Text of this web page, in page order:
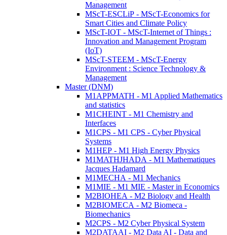
Management
MScT-ESCLiP - MScT-Economics for
Smart Cities and Climate Policy
MScT-IOT - MScT-Internet of Things :
Innovation and Management Program
(IoT)
MScT-STEEM - MScT-Energy
Environment : Science Technology &
Management
Master (DNM)
M1APPMATH - M1 Applied Mathematics
and statistics
M1CHEINT - M1 Chemistry and
Interfaces
M1CPS - M1 CPS - Cyber Physical
Systems
M1HEP - M1 High Energy Physics
M1MATHJHADA - M1 Mathematiques
Jacques Hadamard
M1MECHA - M1 Mechanics
M1MIE - M1 MIE - Master in Economics
M2BIOHEA - M2 Biology and Health
M2BIOMECA - M2 Biomeca -
Biomechanics
M2CPS - M2 Cyber Physical System
M2DATAAI - M2 Data AI - Data and